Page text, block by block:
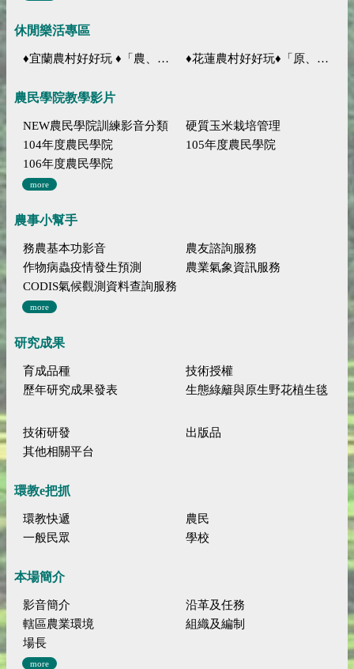
休閒樂活專區
♦宜蘭農村好好玩 ♦「農、藝、山、水」四條遊程推薦 ♦花蓮農村好好玩♦「原、生、慢、活」四條遊程推薦
農民學院教學影片
NEW農民學院訓練影音分類
硬質玉米栽培管理
104年度農民學院
105年度農民學院
106年度農民學院
more
農事小幫手
務農基本功影音
農友諮詢服務
作物病蟲疫情發生預測
農業氣象資訊服務
CODIS氣候觀測資料查詢服務
more
研究成果
育成品種
技術授權
歷年研究成果發表
生態綠籬與原生野花植生毯
技術研發
出版品
其他相關平台
環教e把抓
環教快遞
農民
一般民眾
學校
本場簡介
影音簡介
沿革及任務
轄區農業環境
組織及編制
場長
more